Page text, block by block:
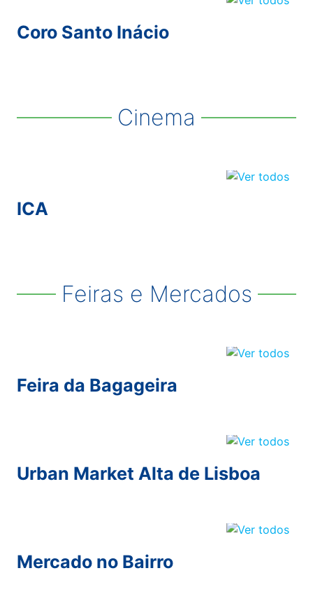
Coro Santo Inácio
Cinema
ICA
Feiras e Mercados
Feira da Bagageira
Urban Market Alta de Lisboa
Mercado no Bairro